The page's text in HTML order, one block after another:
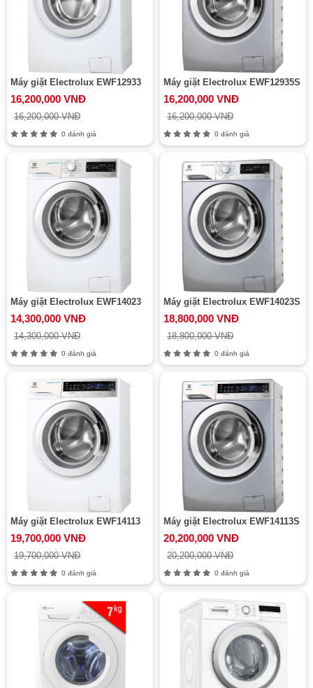
Máy giặt Electrolux EWF12933
16,200,000 VNĐ
16,200,000 VNĐ
0 đánh giá
Máy giặt Electrolux EWF12935S
16,200,000 VNĐ
16,200,000 VNĐ
0 đánh giá
Máy giặt Electrolux EWF14023
14,300,000 VNĐ
14,300,000 VNĐ
0 đánh giá
Máy giặt Electrolux EWF14023S
18,800,000 VNĐ
18,800,000 VNĐ
0 đánh giá
Máy giặt Electrolux EWF14113
19,700,000 VNĐ
19,700,000 VNĐ
0 đánh giá
Máy giặt Electrolux EWF14113S
20,200,000 VNĐ
20,200,000 VNĐ
0 đánh giá